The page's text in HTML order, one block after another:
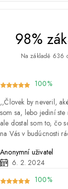
98%
Na základě 636
100%
Človek by neveril,
som sa, lebo jediní
ale dostal som to, čo
na Vás v budúcnosti
Anonymní uživatel
6. 2. 2024
100%